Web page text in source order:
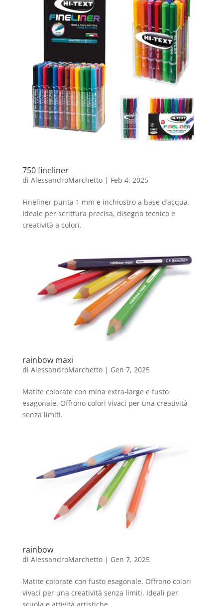
750 fineliner
di AlessandroMarchetto| Feb 4, 2025
Fineliner punta 1 mm e inchiostro a base d’acqua.
Ideale per scrittura precisa, disegno tecnico e
creatività a colori.
rainbow maxi
di AlessandroMarchetto| Gen 7, 2025
Matite colorate con mina extra-large e fusto
esagonale. Offrono colori vivaci per una creatività
senza limiti.
rainbow
di AlessandroMarchetto| Gen 7, 2025
Matite colorate con fusto esagonale. Offrono colori
vivaci per una creatività senza limiti. Ideali per